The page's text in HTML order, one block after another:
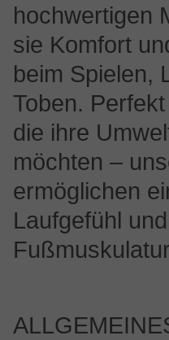
hochwertigen
sie Komfort
beim Spielen,
Toben.
die ihre
möchten –
ermöglichen
Laufgefühl
Fußmuskulatur